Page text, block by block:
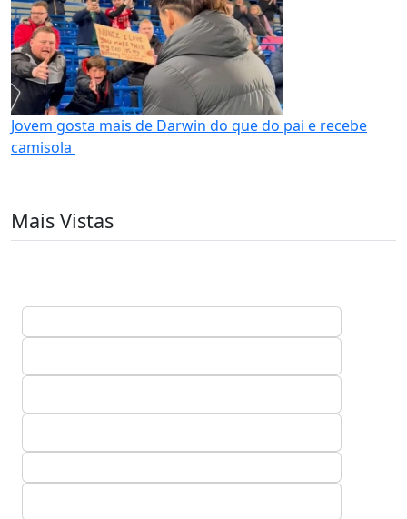
Jovem gosta mais de Darwin do que do pai e recebe
camisola
Mais Vistas